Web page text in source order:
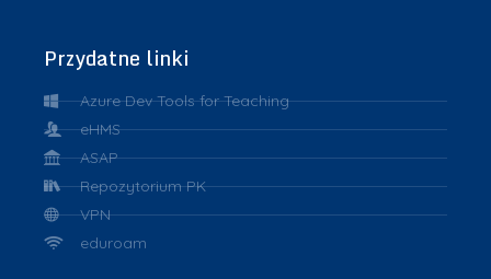
Przydatne linki
Azure Dev Tools for Teaching
eHMS
ASAP
Repozytorium PK
VPN
eduroam